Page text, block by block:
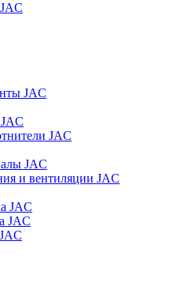
JAC
JAC
JAC
и вентиляции JAC
JAC
JAC